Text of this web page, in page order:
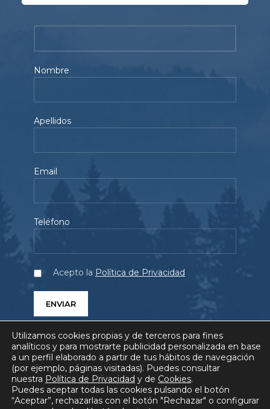
Nombre
Apellidos
Email
Teléfono
Acepto la Política de Privacidad
SERVICIOS PROYECTOS QUIÉNES SOMOS
BLOG COMUNICACIÓN FAQ
Utilizamos cookies propias y de terceros para fines
analíticos y para mostrarte publicidad personalizada en base
a un perfil elaborado a partir de tus hábitos de navegación
(por ejemplo, páginas visitadas). Puedes consultar
nuestra Política de Privacidad y de Cookies.
Puedes aceptar todas las cookies pulsando el botón
“Aceptar”, rechazarlas con el botón "Rechazar" o configurar